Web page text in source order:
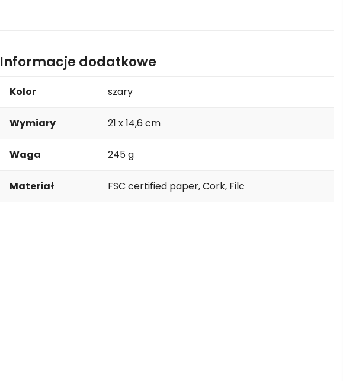
Informacje dodatkowe
Kolor szary
Wymiary 21 x 14,6 cm
Waga 245 g
Materiał FSC certified paper, Cork, Filc